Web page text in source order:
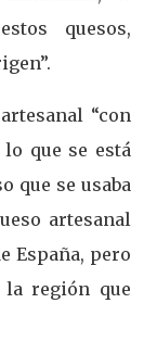
quesos,
“con
que se está
que se usaba
artesanal
España, pero
región que